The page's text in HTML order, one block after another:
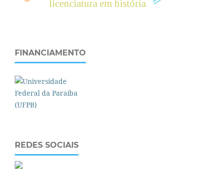
licenciatura em história
FINANCIAMENTO
REDES SOCIAIS